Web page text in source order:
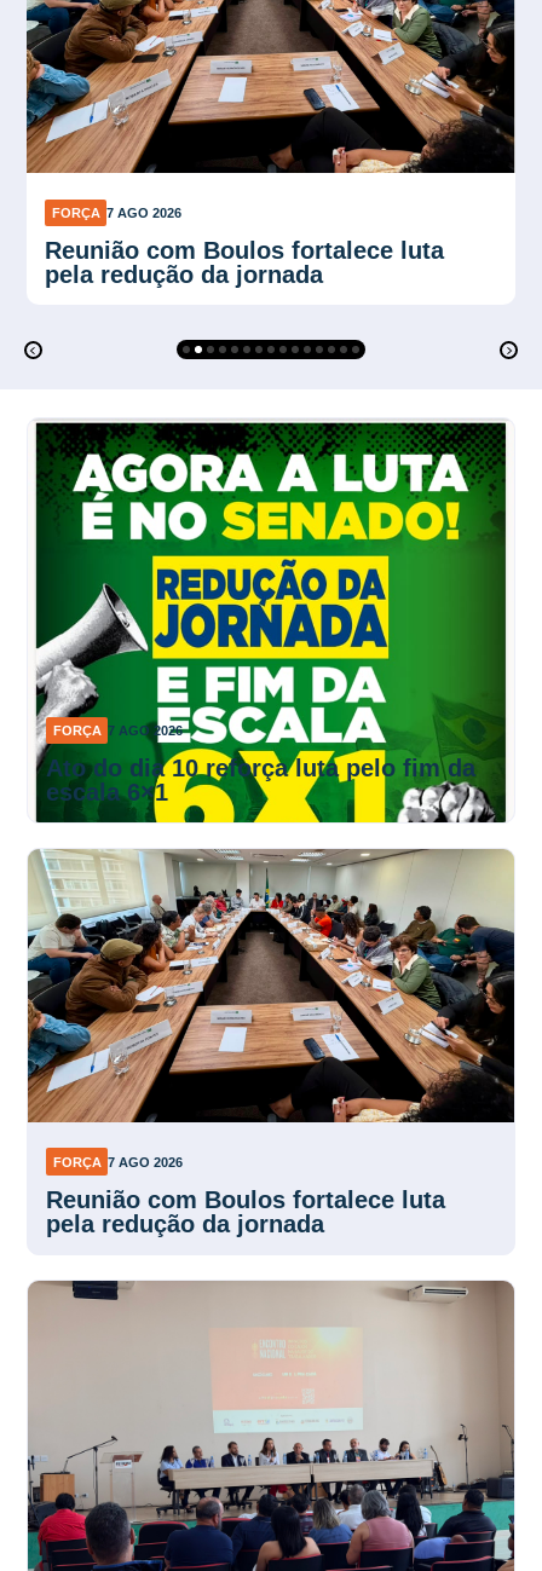
FORÇA 7 AGO 2026
Plano Verão reforça proteção contra
calor no trabalho
FORÇA 7 AGO 2026
Ato do dia 10 reforça luta pelo fim da
escala 6×1
FORÇA 7 AGO 2026
Reunião com Boulos fortalece luta
pela redução da jornada